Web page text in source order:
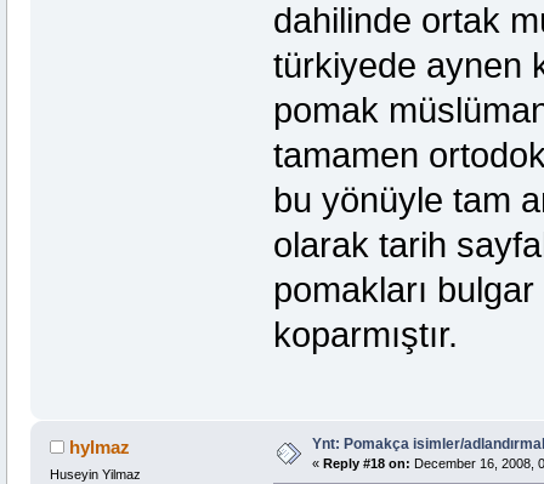
dahilinde ortak
türkiyede aynen
pomak
tamamen
bu yönüyle tam
olarak tarih
pomakları
koparmıştır.
hylmaz
Huseyin Yilmaz
Ynt: Pomakça isimler/
« Reply #18 on: December 16, 2008,